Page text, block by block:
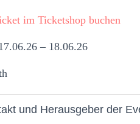
im Ticketshop buchen
– 18.06.26
und Herausgeber der